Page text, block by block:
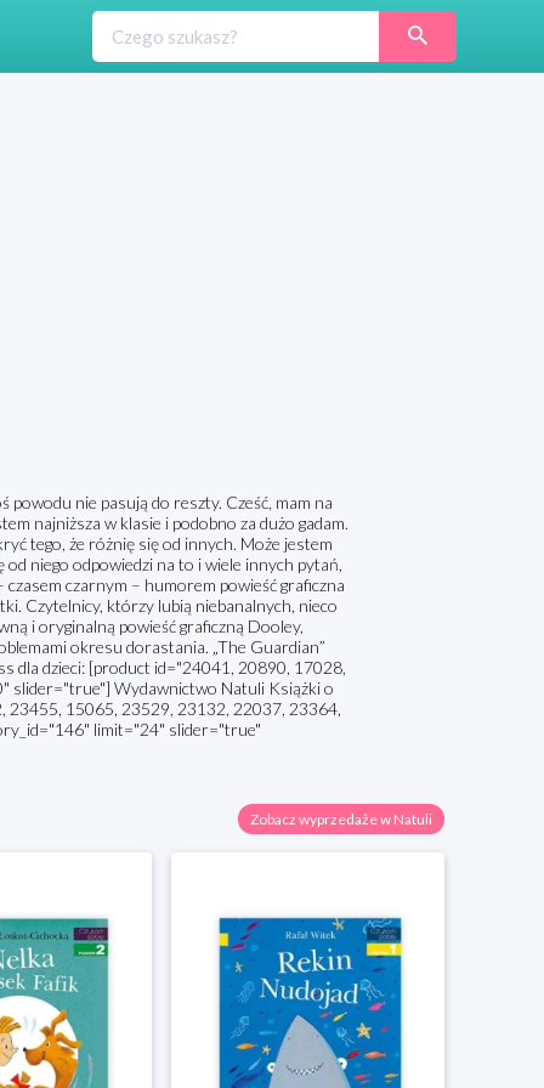
nie pasują do reszty. Cześć, mam na
najniższa w klasie i podobno za dużo gadam.
tego, że różnię się od innych. Może jestem
niego odpowiedzi na to i wiele innych pytań,
czarnym – humorem powieść graficzna
Czytelnicy, którzy lubią niebanalnych, nieco
i oryginalną powieść graficzną Dooley,
okresu dorastania. „The Guardian”
dla dzieci: [product id="24041, 20890, 17028,
slider="true"] Wydawnictwo Natuli Książki o
23455, 15065, 23529, 23132, 22037, 23364,
limit="24" slider="true"
Zobacz wyprzedaże w Natuli